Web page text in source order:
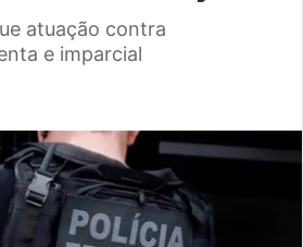
atuação contra
e imparcial